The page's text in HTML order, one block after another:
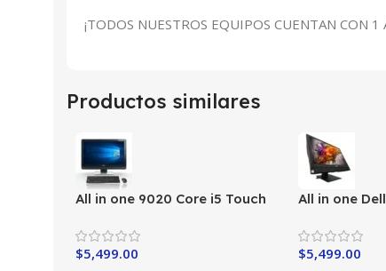
¡TODOS NUESTROS EQUIPOS CUENTAN CON
Productos similares
All in one 9020 Core i5 Touch
$5,499.00
All in one
$5,499.00